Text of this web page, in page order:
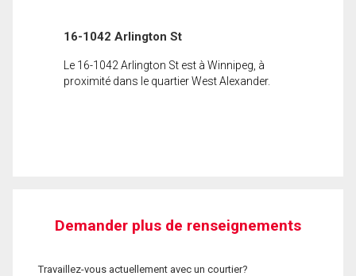
16-1042 Arlington St
Le 16-1042 Arlington St est à Winnipeg, à
proximité dans le quartier West Alexander.
Demander plus de renseignements
Travaillez-vous actuellement avec un courtier?